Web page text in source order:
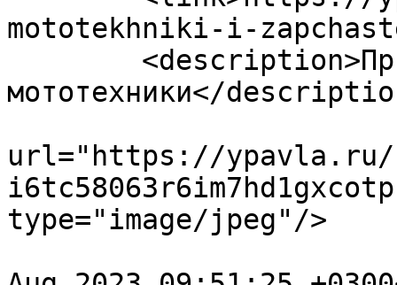
mototekhniki-i-
мототехники</
url="https://ypavla.ru/
type="image/jpeg"/>